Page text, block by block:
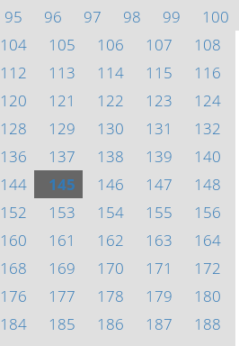
95 96 97 98 99
100
104 105 106 107
108
112 113 114 115
116
120 121 122 123
124
128 129 130 131
132
136 137 138 139
140
144 145 146 147
148
152 153 154 155
156
160 161 162 163
164
168 169 170 171
172
176 177 178 179
180
184 185 186 187
188